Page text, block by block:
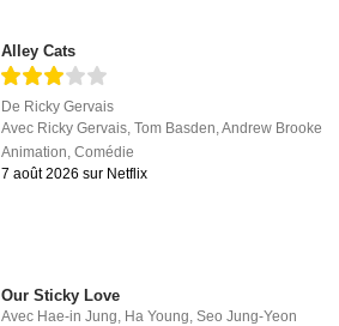
Alley Cats
De Ricky Gervais
Avec Ricky Gervais,Tom Basden,Andrew Brooke
Animation,Comédie
7 août 2026 sur Netflix
Our Sticky Love
Avec Hae-in Jung Ha Young ,Seo Jung-Yeon